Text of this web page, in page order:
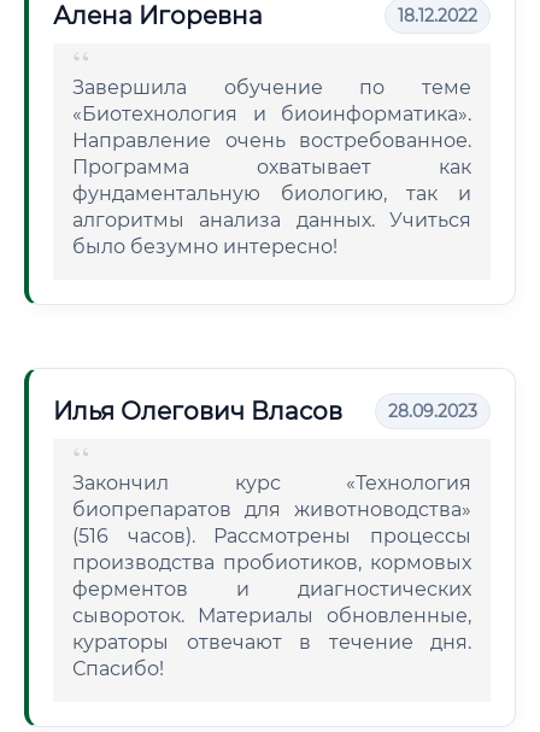
Алена Игоревна 18.12.2022
Завершила обучение по теме
«Биотехнология и биоинформатика».
Направление очень востребованное.
Программа охватывает как
фундаментальную биологию, так и
алгоритмы анализа данных. Учиться
было безумно интересно!
Илья Олегович Власов 28.09.2023
Закончил курс «Технология
биопрепаратов для животноводства»
(516 часов). Рассмотрены процессы
производства пробиотиков, кормовых
ферментов и диагностических
сывороток. Материалы обновленные,
кураторы отвечают в течение дня.
Спасибо!